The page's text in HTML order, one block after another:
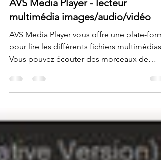
Krigou Schnider
30 oct. 2021
1 min de lecture
AVS Media Player - lecteur
multimédia images/audio/vidéo
pour lire les différents fichiers multimédias.
Vous pouvez écouter des morceaux de